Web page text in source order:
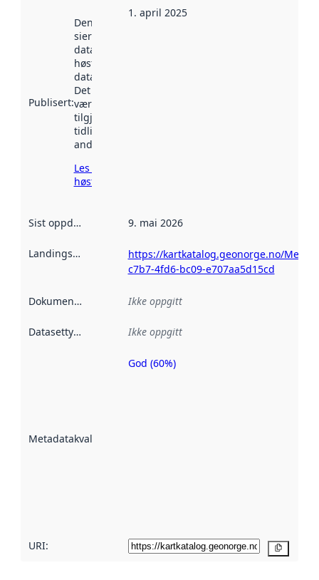
Publisert:
Denne datoen
sier når
datasettet ble
høstet av
data.norge.no.
Det kan ha
vært
tilgjengelig
tidligere
andre steder.
Les mer om
høsting her
1. april 2025
Sist oppdatert 9. mai 2026
Landingsside
https://kartkatalog.geonorge.no/
c7b7-4fd6-bc09-e707aa5d15cd
Dokumentasjon Ikke oppgitt
Datasettype Ikke oppgitt
Metadatakvalitet
Metadatakvalitet
God (60%)
URI: